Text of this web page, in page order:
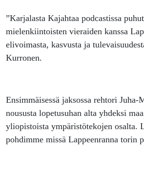
-
”Karjalasta Kajahtaa podcastissa
mielenkiintoisten vieraiden kanssa
elivoimasta, kasvusta ja
Kurronen.
Ensimmäisessä jaksossa rehtori
noususta lopetusuhan alta yhdeksi
yliopistoista ympäristötekojen osalta.
pohdimme missä Lappeenranna torin